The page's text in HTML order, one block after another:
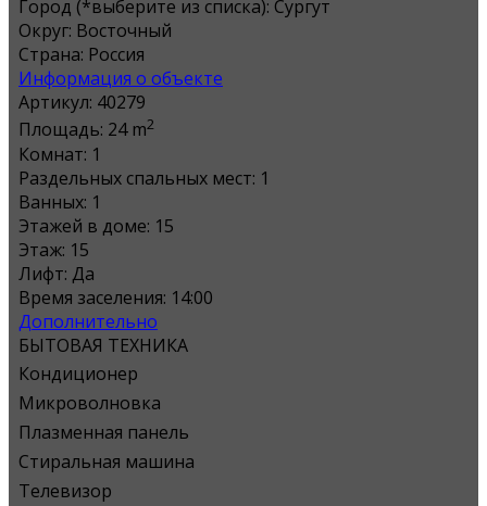
Город (*выберите из списка): Сургут
Округ: Восточный
Страна: Россия
Информация о объекте
Артикул: 40279
Площадь: 24 m2
Комнат: 1
Раздельных спальных мест: 1
Ванных: 1
Этажей в доме: 15
Этаж: 15
Лифт: Да
Время заселения: 14:00
Дополнительно
БЫТОВАЯ ТЕХНИКА
Кондиционер
Микроволновка
Плазменная панель
Стиральная машина
Телевизор